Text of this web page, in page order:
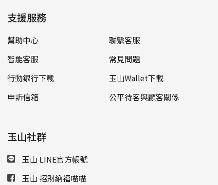
支援服務
幫助中心
聯繫客服
智能客服
常見問題
行動銀行下載
玉山Wallet下載
申訴信箱
公平待客與顧客關係
玉山社群
玉山 LINE官方帳號
玉山 招財納福喵喵